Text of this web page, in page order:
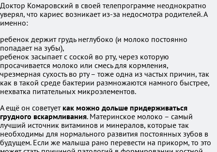
Доктор Комаровский в своей телепрограмме неоднократно
уверял, что кариес возникает из-за недосмотра родителей. А
именно:
ребенок держит грудь неглубоко (и молоко постоянно
попадает на зубы),
ребенок засыпает с соской во рту, через которую
просачивается молоко или смесь для кормления,
чрезмерная сухость во рту – тоже одна из частых причин, так
как в такой среде бактерии размножаются намного быстрее,
нехватка питательных микроэлементов.
А ещё он советует как можно дольше придерживаться
грудного вскармливания. Материнское молоко – самый
лучший источник витаминов и минералов, которые так
необходимы для нормального развития постоянных зубов в
будущем. Если же малыша рано перевести на прикорм, то это